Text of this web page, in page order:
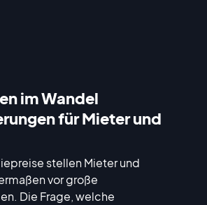
im Wandel
für Mieter und
stellen Mieter und
vor große
Die Frage, welche